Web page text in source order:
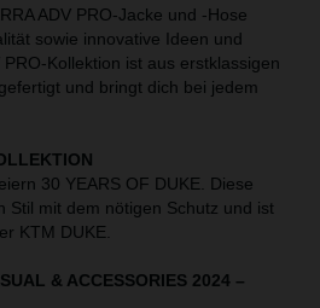
ADV PRO-Jacke und -Hose
sowie innovative Ideen und
PRO-Kollektion ist aus erstklassigen
und bringt dich bei jedem
30 YEARS OF DUKE. Diese
Stil mit dem nötigen Schutz und ist
KTM DUKE.
& ACCESSORIES 2024 –